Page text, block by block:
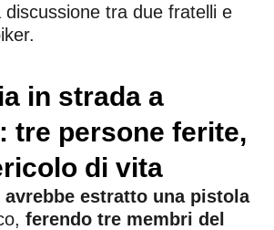
discussione tra due fratelli e
in strada a
tre persone ferite,
di vita
avrebbe estratto una pistola
ferendo tre membri del